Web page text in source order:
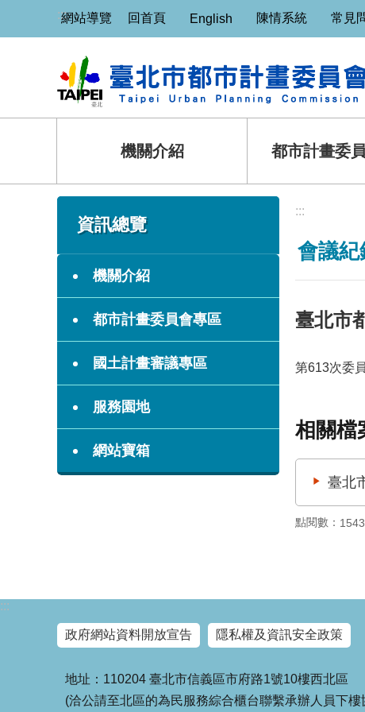
跳到主要內容區塊
:::網站導覽 回首頁 English 陳情系統 常見
機關介紹 都市計畫委
:::
資訊總覽
機關介紹
都市計畫委員會專區
國土計畫審議專區
服務園地
網站寶箱
:::
會議紀
臺北市
第613次委
相關檔
臺北
點閱數： 1543
:::
政府網站資料開放宣告 隱私權及資訊安全政策
地址：110204 臺北市信義區市府路1號10樓西北區
(洽公請至北區的為民服務綜合櫃台聯繫承辦人員下樓